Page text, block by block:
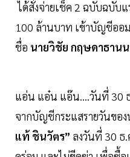
ได้สั่งจ่ายเช็ค 2 ฉบับฉบับ
100 ล้านบาท เข้าบัญชีออ
ชื่อ นายวิชัย กฤษดาธาน
แอ่น แอ๋น แอ๊น....วันที่ 30
จากบัญชีกระแสรายวันของ
แท้ ชินวัตร” ลงวันที่ 30 ธ